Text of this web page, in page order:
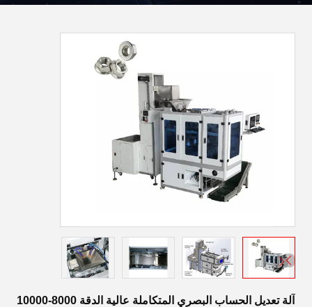
آلة تعديل الحساب البصري المتكاملة عالية الدقة 8000-10000